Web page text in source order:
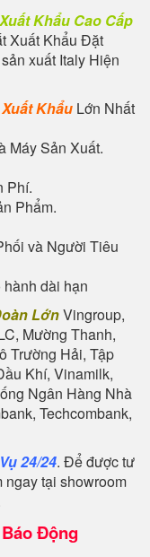
Khẩu Cao Cấp
Xuất Khẩu Đặt
xuất Italy Hiện
Khẩu Lớn Nhất
Máy Sản Xuất.
Phí.
Phẩm.
và Người Tiêu
dài hạn
LớnVingroup,
Mường Thanh,
Trường Hải, Tập
Khí, Vinamilk,
Ngân Hàng Nhà
Techcombank,
24/24. Để được tư
ngay tại showroom
Động